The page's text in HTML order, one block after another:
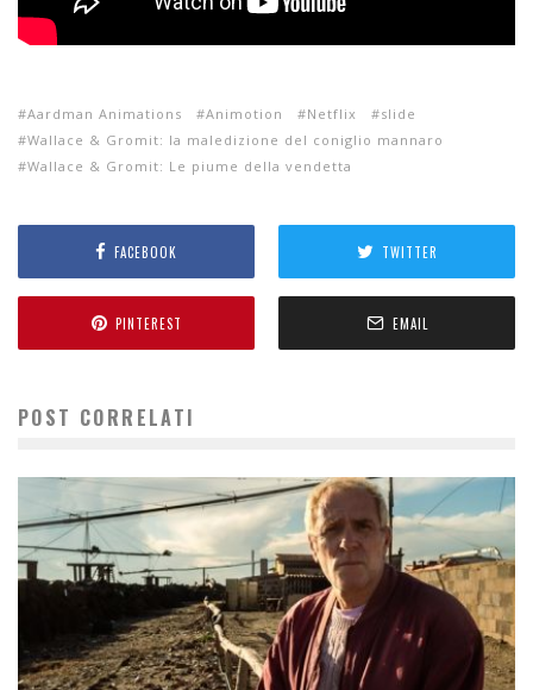
Aardman Animations Animotion Netflix
slide
Wallace & Gromit: la maledizione del coniglio mannaro
Wallace & Gromit: Le piume della vendetta
FACEBOOK TWITTER
PINTEREST EMAIL
POST CORRELATI